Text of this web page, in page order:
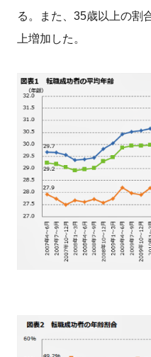
る。また、35歳以上の割
上増加した。